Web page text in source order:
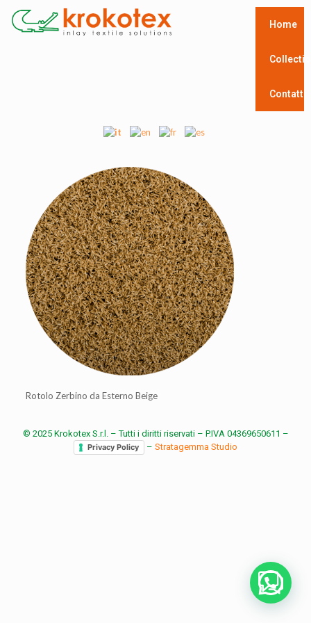
Home
Contatti
Rotolo Zerbino da Esterno Beige
© 2025 Krokotex S.r.l. – Tutti i diritti riservati – P.IVA 04369650611 –
Privacy Policy – Stratagemma Studio